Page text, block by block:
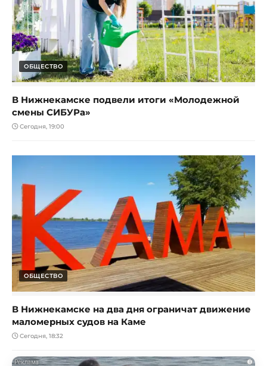
ОБЩЕСТВО
В Нижнекамске подвели итоги «Молодежной
смены СИБУРа»
Сегодня, 19:00
ОБЩЕСТВО
В Нижнекамске на два дня ограничат движение
маломерных судов на Каме
Сегодня, 18:32
i